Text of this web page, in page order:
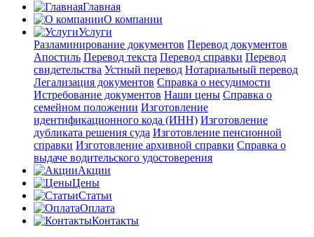
Главная
О компании
Услуги
Разламинирование документов Перевод документов
Апостиль Перевод текста Перевод справки Перевод
свидетельства Устный перевод Нотариальный перевод
Легализация документов Справка о несудимости
Истребование документов Наши цены Справка о
семейном положении Изготовление
идентификационного кода (ИНН) Изготовление
дубликата решения суда Изготовление пенсионной
справки Изготовление архивной справки Справка о
выдаче водительского удостоверения
Акции
Цены
Статьи
Оплата
Контакты